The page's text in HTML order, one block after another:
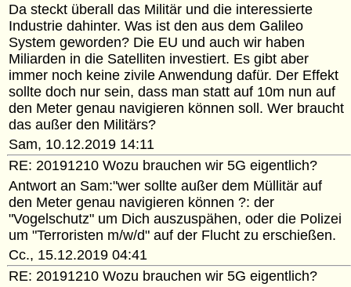
Da steckt überall das Militär und die interessierte
Industrie dahinter. Was ist den aus dem Galileo
System geworden? Die EU und auch wir haben
Miliarden in die Satelliten investiert. Es gibt aber
immer noch keine zivile Anwendung dafür. Der Effekt
sollte doch nur sein, dass man statt auf 10m nun auf
den Meter genau navigieren können soll. Wer braucht
das außer den Militärs?
Sam, 10.12.2019 14:11
RE: 20191210 Wozu brauchen wir 5G eigentlich?
Antwort an Sam:"wer sollte außer dem Müllitär auf
den Meter genau navigieren können ?: der
"Vogelschutz" um Dich auszuspähen, oder die Polizei
um "Terroristen m/w/d" auf der Flucht zu erschießen.
Cc., 15.12.2019 04:41
RE: 20191210 Wozu brauchen wir 5G eigentlich?